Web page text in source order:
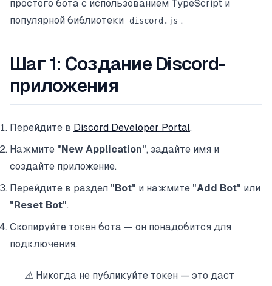
простого бота с использованием TypeScript и
популярной библиотеки
discord.js .
Шаг 1: Создание Discord-
приложения
Перейдите в Discord Developer Portal.
Нажмите "New Application", задайте имя и
создайте приложение.
Перейдите в раздел "Bot" и нажмите "Add Bot" или
"Reset Bot".
Скопируйте токен бота — он понадобится для
подключения.
⚠️ Никогда не публикуйте токен — это даст